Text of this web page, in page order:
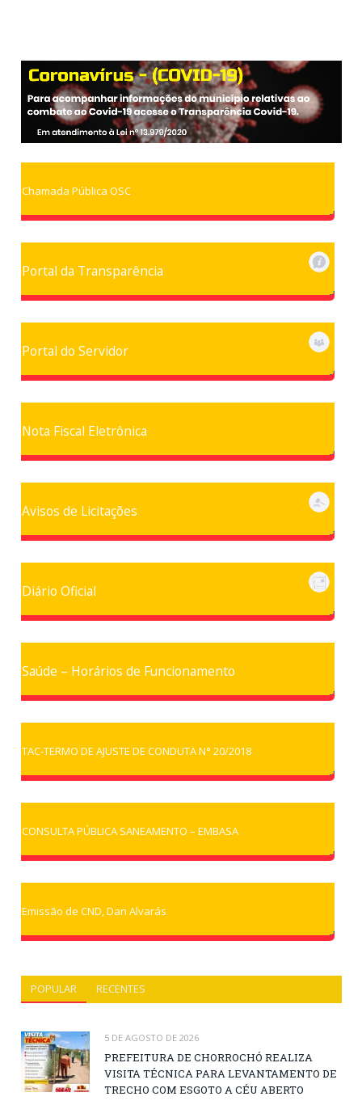
Chamada Pública OSC
Portal da Transparência
Portal do Servidor
Nota Fiscal Eletrônica
Avisos de Licitações
Diário Oficial
Saúde – Horários de Funcionamento
TAC-TERMO DE AJUSTE DE CONDUTA N° 20/2018
CONSULTA PÚBLICA SANEAMENTO – EMBASA
Emissão de CND, Dan Alvarás
POPULAR RECENTES
5 DE AGOSTO DE 2026
PREFEITURA DE CHORROCHÓ REALIZA
VISITA TÉCNICA PARA LEVANTAMENTO DE
TRECHO COM ESGOTO A CÉU ABERTO